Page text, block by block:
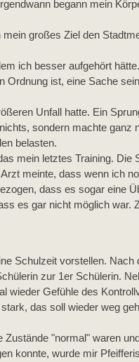
begann mein
großes Ziel den
ich besser aufgehört
Ordnung ist, eine Sache
Unfall hatte. Ein
sondern machte ganz
belasten.
mein letztes Training.
meinte, dass wenn ich
dass es sogar eine
es gar nicht möglich war.
Schulzeit vorstellen. Nach
zur 1er Schülerin.
wieder Gefühle des
das soll wieder weg
"normal" waren
konnte, wurde mir